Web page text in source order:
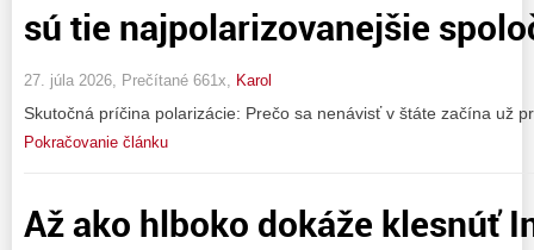
sú tie najpolarizovanejšie
27. júla 2026, Prečítané 661x, Karol
Skutočná príčina polarizácie: Prečo sa nenávisť v štáte začína už
Pokračovanie článku
Až ako hlboko dokáže klesnúť